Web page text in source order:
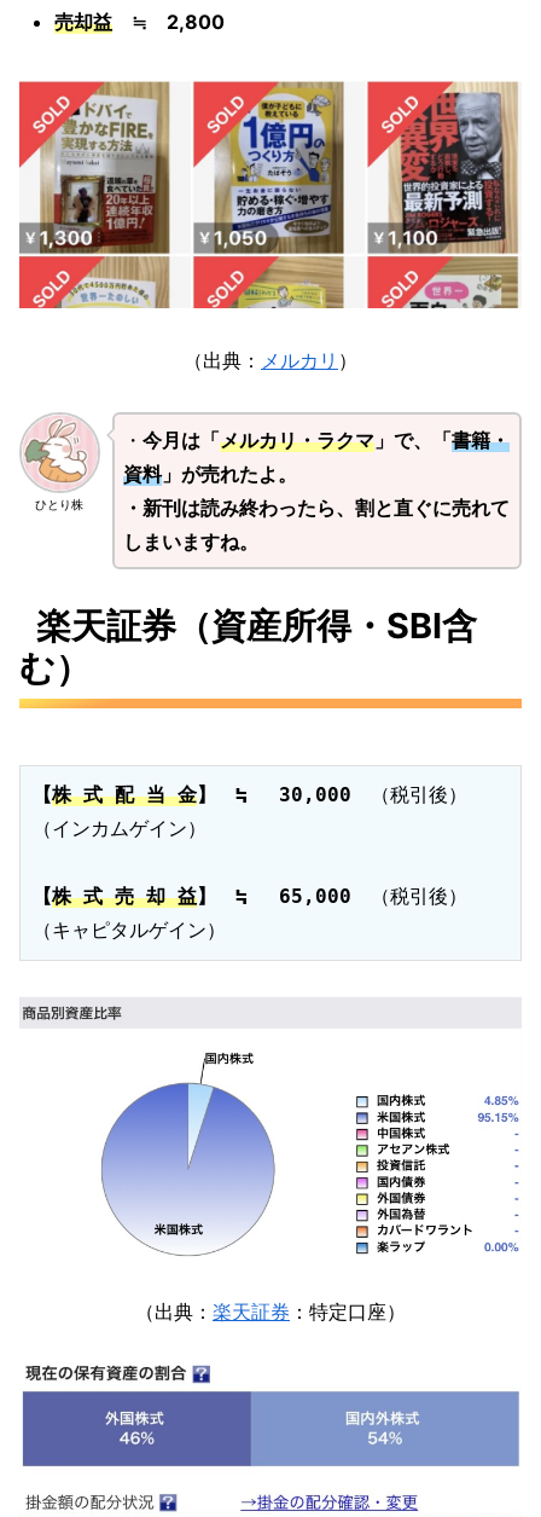
売却益 ≒ 2,800
（出典： メルカリ ）
ひとり株
・ 今月は「メルカリ・ラクマ」で、「書籍・
資料」が売れたよ。
・新刊は読み終わったら、割と直ぐに売れて
しまいますね。
楽天証券（資産所得・SBI含
む）
【株 式 配 当 金】　≒　 30,000 （税引後）​
（インカムゲイン）
【株 式 売 却 益】　≒　 65,000 （税引後）
（キャピタルゲイン）
（出典： 楽天証券 ：特定口座）